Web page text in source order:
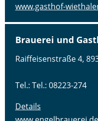
www.gasthof-
Brauerei und
Raiffeisenstraße 4,
Tel.: Tel.: 08223-274
Details